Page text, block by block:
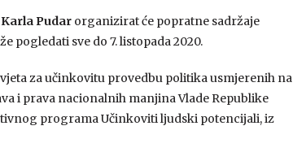
Pudarorganizirat će popratne sadržaje
pogledati sve do 7. listopada 2020.
za učinkovitu provedbu politika usmjerenih na
i prava nacionalnih manjina Vlade Republike
programa Učinkoviti ljudski potencijali, iz